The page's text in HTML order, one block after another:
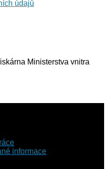
údajů
Ministerstva vnitra
informace